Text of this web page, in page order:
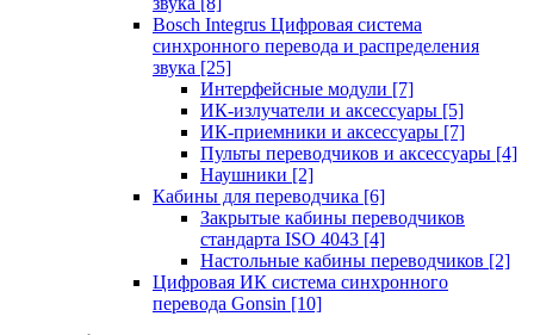
Bosch Integrus Цифровая система
синхронного перевода и распределения
звука [25]
Интерфейсные модули [7]
ИК-излучатели и аксессуары [5]
ИК-приемники и аксессуары [7]
Пульты переводчиков и аксессуары [4]
Наушники [2]
Кабины для переводчика [6]
Закрытые кабины переводчиков
стандарта ISO 4043 [4]
Настольные кабины переводчиков [2]
Цифровая ИК система синхронного
перевода Gonsin [10]